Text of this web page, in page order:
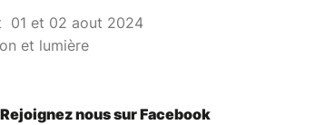
01 et 02 aout 2024
et lumière
Rejoignez nous sur Facebook